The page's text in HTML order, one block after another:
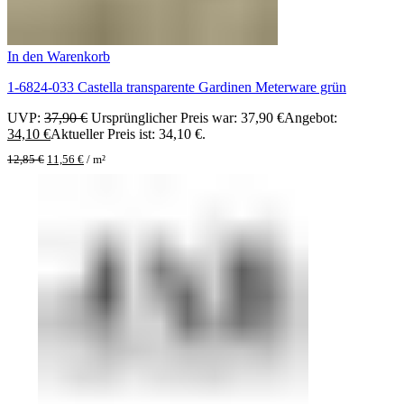
In den Warenkorb
1-6824-033 Castella transparente Gardinen Meterware grün
UVP: 37,90€ Ursprünglicher Preis war: 37,90 €Angebot:
34,10 €Aktueller Preis ist: 34,10 €.
12,85€ 11,56 € / m²